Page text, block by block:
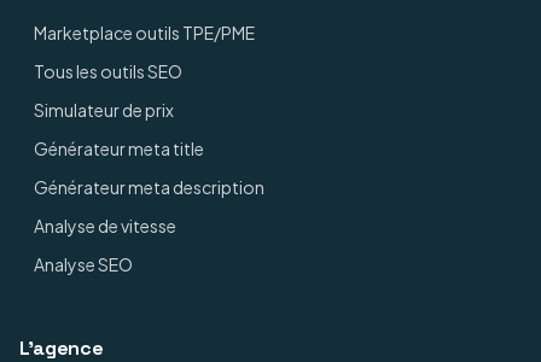
Marketplace outils TPE/PME
Tous les outils SEO
Simulateur de prix
Générateur meta title
Générateur meta description
Analyse de vitesse
Analyse SEO
L'agence